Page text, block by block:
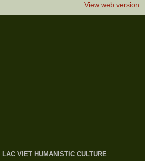
View web version
LAC VIET HUMANISTIC CULTURE